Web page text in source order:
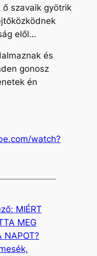
szavaik gyötrik
elől…
és
gonosz
én
watch?
MIÉRT
MEG
NAPOT?